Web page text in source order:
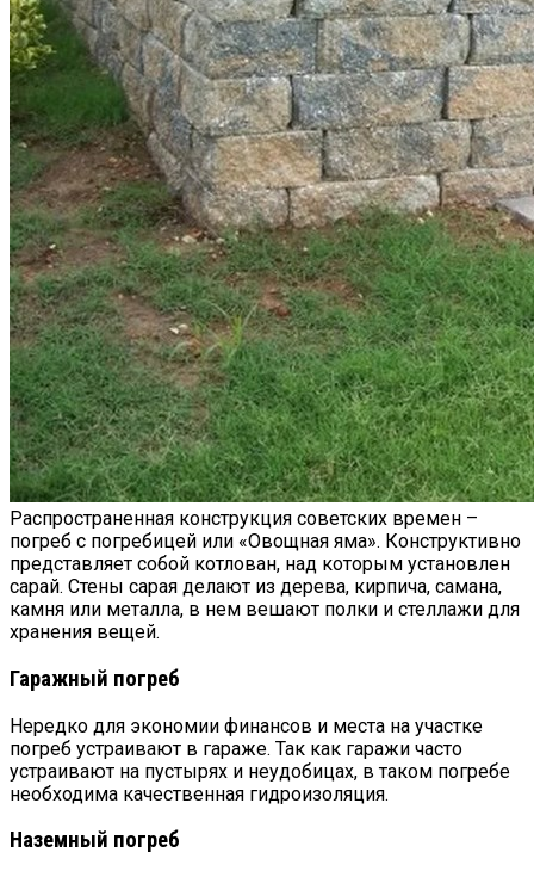
Распространенная конструкция советских времен –
погреб с погребицей или «Овощная яма». Конструктивно
представляет собой котлован, над которым установлен
сарай. Стены сарая делают из дерева, кирпича, самана,
камня или металла, в нем вешают полки и стеллажи для
хранения вещей.
Гаражный погреб
Нередко для экономии финансов и места на участке
погреб устраивают в гараже. Так как гаражи часто
устраивают на пустырях и неудобицах, в таком погребе
необходима качественная гидроизоляция.
Наземный погреб